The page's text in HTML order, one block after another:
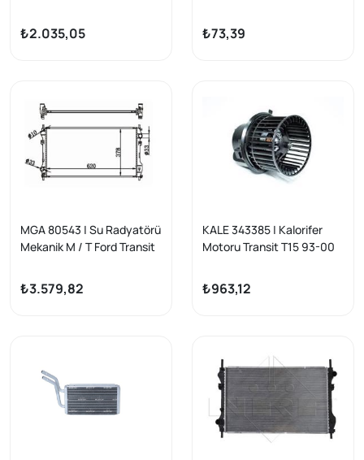
(V184, V347) 2001-2013 /
Mondeo 1992-2007
₺2.035,05
2000-2006
₺73,39
MGA 80543 | Su Radyatörü
Mekanik M / T Ford Transit
₺3.579,82
KALE 343385 | Kalorifer
Motoru Transit T15 93-00
₺963,12